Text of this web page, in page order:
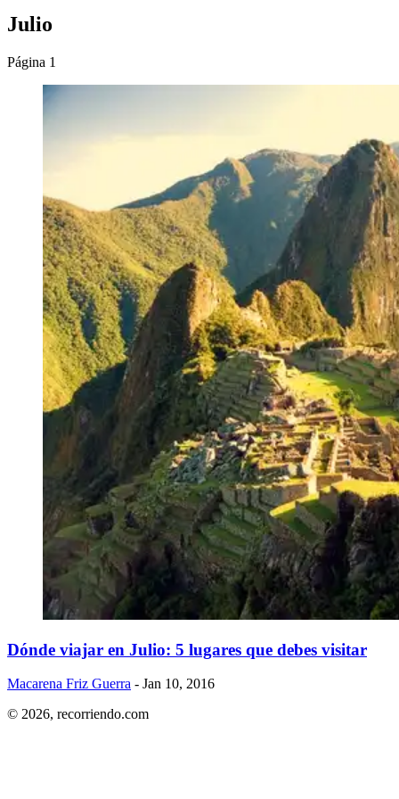
Julio
Página 1
Dónde viajar en Julio: 5 lugares que debes visitar
Macarena Friz Guerra - Jan 10, 2016
© 2026, recorriendo.com